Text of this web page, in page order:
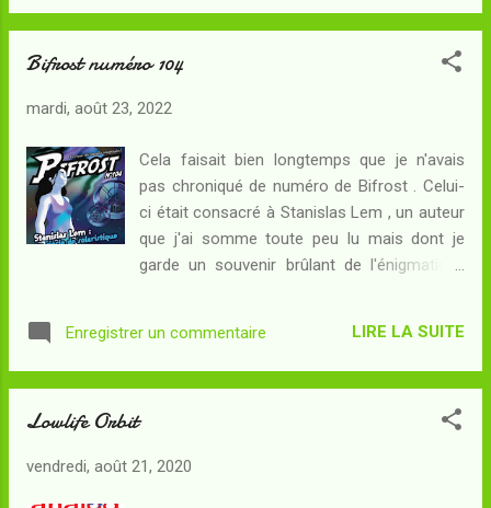
informatiques avancés, il a l’expertise
intelligentes - jadis créées par une civilisation
prennent aux lucratives activités de la
le ramène contre sa volonté sur Ymir, un
enfer de glace autrefois pacifié par la
compagnie, et qui n’est autre que son monde
natal où il aurait voulu ne plus jamais
remettre les pieds... Car, outre une membre
autrefois recruté, sur Ymir se trouvent
Bifrost numéro 104
mardi, août 23, 2022
Cela faisait bien longtemps que je n'avais
pas chroniqué de numéro de Bifrost . Celui-
ci était consacré à Stanislas Lem , un auteur
que j'ai somme toute peu lu mais dont je
garde un souvenir brûlant de l'énigmatique
rubrique Interstyles : Stephen King avec Willie
le zinzin : Willie est un enfant que son
comme un peu retardé. De sa famille, seul
homme très âgé, dont les histoires donnent
Enregistrer un commentaire LIRE LA SUITE
Lowlife Orbit
vendredi, août 21, 2020